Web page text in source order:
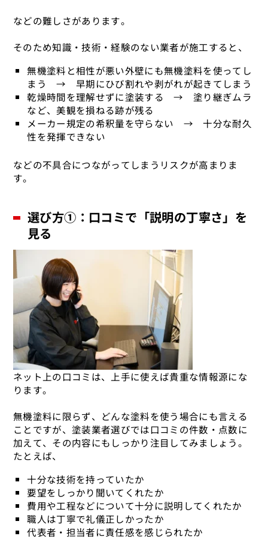
などの難しさがあります。
そのため知識・技術・経験のない業者が施工すると、
無機塗料と相性が悪い外壁にも無機塗料を使ってし
まう → 早期にひび割れや剥がれが起きてしまう
乾燥時間を理解せずに塗装する → 塗り継ぎムラ
など、美観を損ねる跡が残る
メーカー規定の希釈量を守らない → 十分な耐久
性を発揮できない
などの不具合につながってしまうリスクが高まりま
す。
選び方①：口コミで「説明の丁寧さ」を
見る
ネット上の口コミは、上手に使えば貴重な情報源にな
ります。
無機塗料に限らず、どんな塗料を使う場合にも言える
ことですが、塗装業者選びでは口コミの件数・点数に
加えて、その内容にもしっかり注目してみましょう。
たとえば、
十分な技術を持っていたか
要望をしっかり聞いてくれたか
費用や工程などについて十分に説明してくれたか
職人は丁寧で礼儀正しかったか
代表者・担当者に責任感を感じられたか